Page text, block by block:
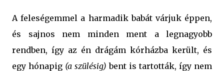
A feleségemmel a harmadik babát várjuk éppen,
és sajnos nem minden ment a legnagyobb
rendben, így az én drágám kórházba került, és
egy hónapig (a szülésig) bent is tartották, így nem